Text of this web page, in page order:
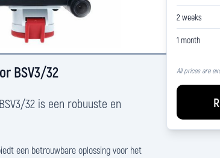
BSV3/32
32 is een robuuste en
een betrouwbare oplossing voor het
2 weeks
1 month
All prices are